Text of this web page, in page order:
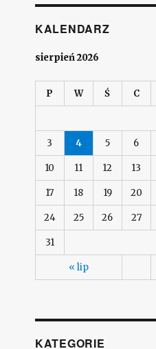
KALENDARZ
sierpień 2026
P W Ś C
« lip
3 4 5 6
10 11 12 13
17 18 19 20
24 25 26 27
31
KATEGORIE